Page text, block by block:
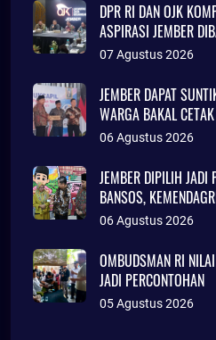
DPR RI DAN OJK
ASPIRASI JEMBER
07 Agustus 2026
JEMBER DAPAT
WARGA BAKAL
06 Agustus 2026
JEMBER DIPILIH JADI
BANSOS,
ADMINDUK
06 Agustus 2026
OMBUDSMAN RI
JADI PERCONTOHAN
05 Agustus 2026